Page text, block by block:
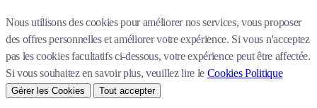
Nous utilisons des cookies pour améliorer nos services, vous proposer
des offres personnelles et améliorer votre expérience. Si vous n'acceptez
pas les cookies facultatifs ci-dessous, votre expérience peut être affectée.
Si vous souhaitez en savoir plus, veuillez lire le Cookies Politique
Gérer les Cookies Tout accepter